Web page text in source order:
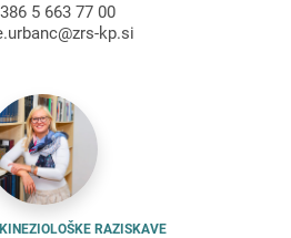
5 663 77 00
kp.si
RAZISKAVE